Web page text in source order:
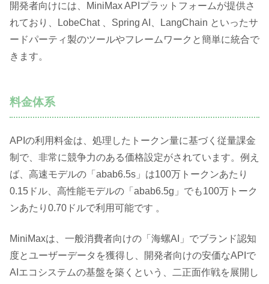
開発者向けには、MiniMax APIプラットフォームが提供さ
れており、LobeChat 、Spring AI、LangChain といったサ
ードパーティ製のツールやフレームワークと簡単に統合で
きます。
料金体系
APIの利用料金は、処理したトークン量に基づく従量課金
制で、非常に競争力のある価格設定がされています。例え
ば、高速モデルの「abab6.5s」は100万トークンあたり
0.15ドル、高性能モデルの「abab6.5g」でも100万トーク
ンあたり0.70ドルで利用可能です 。
MiniMaxは、一般消費者向けの「海螺AI」でブランド認知
度とユーザーデータを獲得し、開発者向けの安価なAPIで
AIエコシステムの基盤を築くという、二正面作戦を展開し